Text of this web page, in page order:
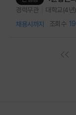
경력무관 대학교(4년)
채용시까지